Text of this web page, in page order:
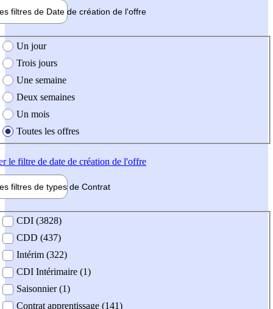
filtres de Date de création de l'offre
création de l'offre
Un jour
Trois jours
Une semaine
Deux semaines
Un mois
Toutes les offres
le filtre de date de création de l'offre
filtres de types de Contrat
contrat
CDI (3828)
CDD (437)
Intérim (322)
CDI Intérimaire (1)
Saisonnier (1)
Contrat apprentissage (141)